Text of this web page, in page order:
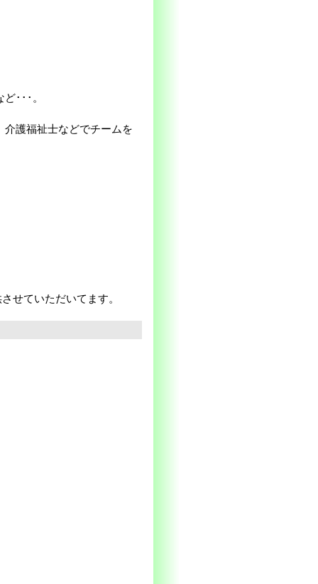
護福祉士などでチームを
せていただいてます。